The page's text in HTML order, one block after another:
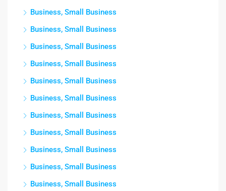
Business, Small Business
Business, Small Business
Business, Small Business
Business, Small Business
Business, Small Business
Business, Small Business
Business, Small Business
Business, Small Business
Business, Small Business
Business, Small Business
Business, Small Business